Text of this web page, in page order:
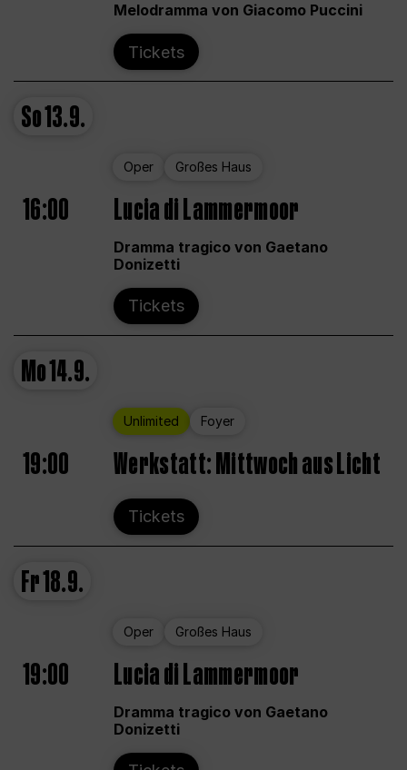
Melodramma von Giacomo Puccini
Tickets
So13.9.
Oper Großes Haus
16:00 Lucia di Lammermoor
Dramma tragico von Gaetano
Donizetti
Tickets
Mo14.9.
Unlimited Foyer
19:00 Werkstatt: Mittwoch aus Licht
Tickets
Fr18.9.
Oper Großes Haus
19:00 Lucia di Lammermoor
Dramma tragico von Gaetano
Donizetti